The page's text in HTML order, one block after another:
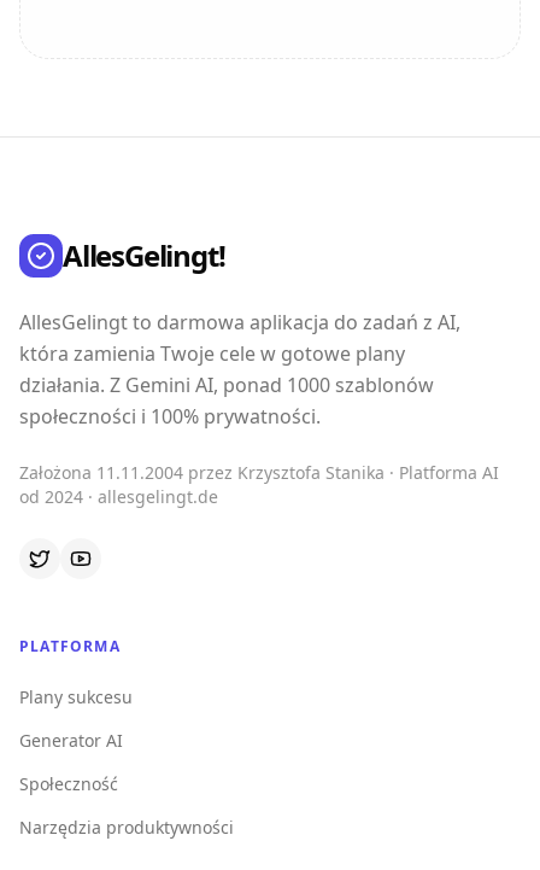
AllesGelingt!
AllesGelingt to darmowa aplikacja do zadań z AI,
która zamienia Twoje cele w gotowe plany
działania. Z Gemini AI, ponad 1000 szablonów
społeczności i 100% prywatności.
Założona 11.11.2004 przez Krzysztofa Stanika · Platforma AI
od 2024 · allesgelingt.de
PLATFORMA
Plany sukcesu
Generator AI
Społeczność
Narzędzia produktywności